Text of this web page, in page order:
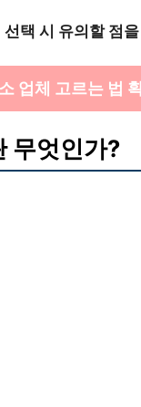
택 시 유의할 점
업체 고르는 법
무엇인가?